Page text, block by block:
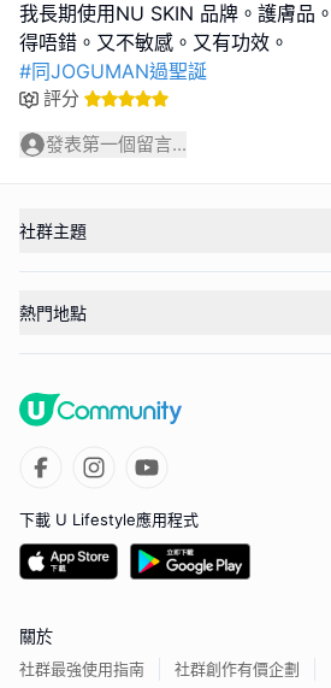
我長期使用NU SKIN 品牌。護膚品
#同JOGUMAN過聖誕
評分
發表第一個留言...
社群主題
熱門地點
下載 U Lifestyle應用程式
關於
社群最強使用指南 社群創作有價企劃